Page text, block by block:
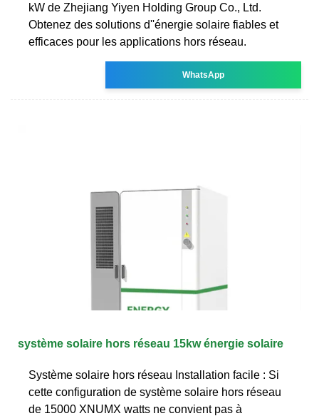
kW de Zhejiang Yiyen Holding Group Co., Ltd.
Obtenez des solutions d''énergie solaire fiables et
efficaces pour les applications hors réseau.
WhatsApp
système solaire hors réseau 15kw énergie solaire
Système solaire hors réseau Installation facile : Si
cette configuration de système solaire hors réseau
de 15000 XNUMX watts ne convient pas à